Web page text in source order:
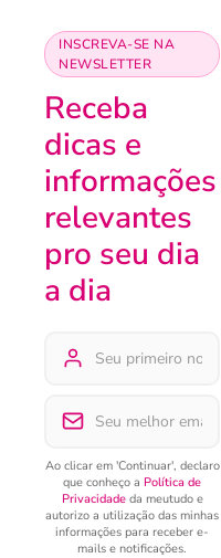
INSCREVA-SE NA
NEWSLETTER
Receba
dicas e
informações
relevantes
pro seu dia
a dia
Ao clicar em 'Continuar', declaro
que conheço a Política de
Privacidadeda meutudo e
autorizo a utilização das minhas
informações para receber e-
mails e notificações.